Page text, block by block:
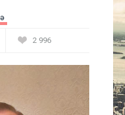
Güney Azərbaycan
2 996